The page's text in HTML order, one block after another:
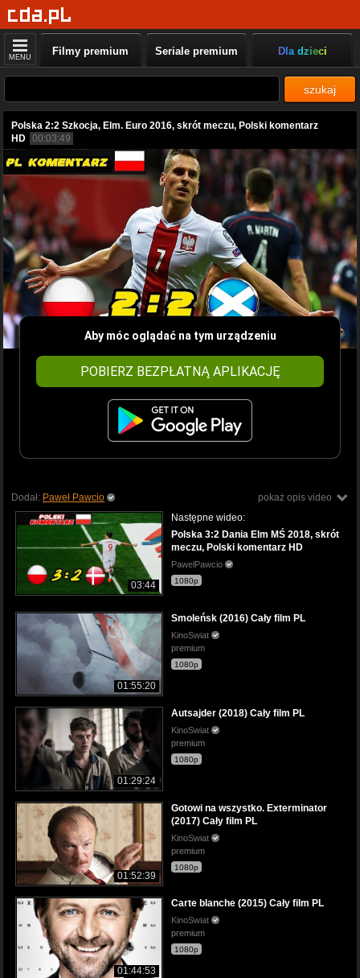
MENU Filmy premium Seriale premium Dla dzieci
szukaj
Polska 2:2 Szkocja, Elm. Euro 2016, skrót meczu, Polski komentarz
HD 00:03:49
Aby móc oglądać na tym urządzeniu
POBIERZ BEZPŁATNĄ APLIKACJĘ
pokaż opis video
Dodał: Paweł Pawcio
03:44
Następne wideo:
Polska 3:2 Dania Elm MŚ 2018, skrót
meczu, Polski komentarz HD
PawelPawcio
1080p
01:55:20
Smoleńsk (2016) Cały film PL
KinoSwiat
premium
1080p
01:29:24
Autsajder (2018) Cały film PL
KinoSwiat
premium
1080p
01:52:39
Gotowi na wszystko. Exterminator
(2017) Cały film PL
KinoSwiat
premium
1080p
01:44:53
Carte blanche (2015) Cały film PL
KinoSwiat
premium
1080p